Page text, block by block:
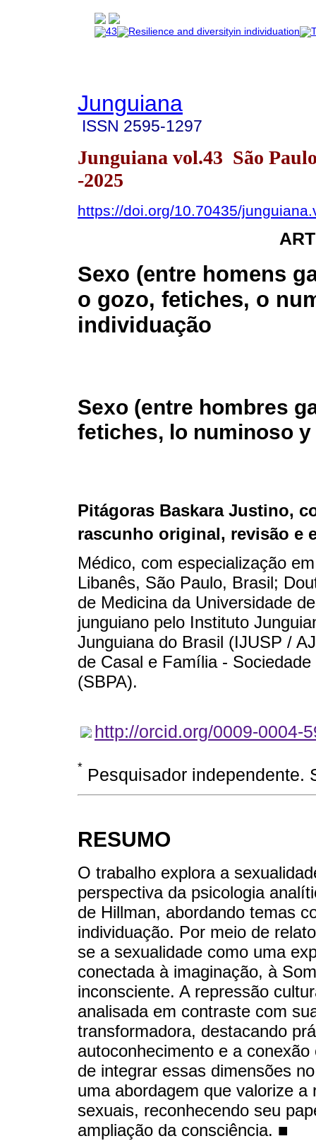
Junguiana
ISSN 2595-1297
Junguiana vol.43 São
-2025
https://doi.org/10.70435/
Sexo (entre homens
o gozo, fetiches, o
individuação
Sexo (entre hombres
fetiches, lo numinoso
Pitágoras Baskara Justino,
rascunho original, revisão e
Médico, com especialização
Libanês, São Paulo, Brasil;
de Medicina da Universidade
junguiano pelo Instituto
Junguiana do Brasil (IJUSP /
de Casal e Família -
(SBPA).
http://orcid.org/0009-0004-
* Pesquisador independente.
RESUMO
O trabalho explora a
perspectiva da psicologia
de Hillman, abordando temas
individuação. Por meio de
se a sexualidade como uma
conectada à imaginação, à
inconsciente. A repressão
analisada em contraste com
transformadora, destacando
autoconhecimento e a
de integrar essas dimensões
uma abordagem que valorize
sexuais, reconhecendo seu
ampliação da consciência. ■